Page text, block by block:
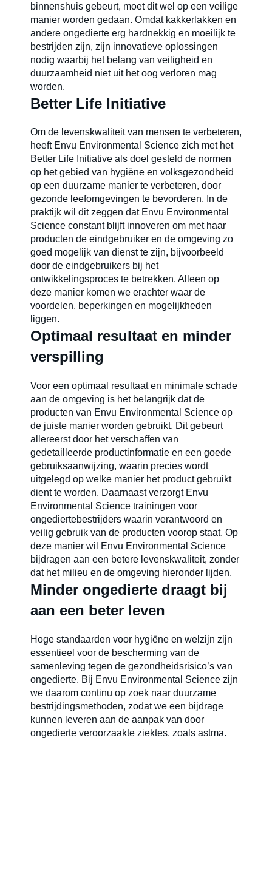
binnenshuis gebeurt, moet dit wel op een veilige
manier worden gedaan. Omdat kakkerlakken en
andere ongedierte erg hardnekkig en moeilijk te
bestrijden zijn, zijn innovatieve oplossingen
nodig waarbij het belang van veiligheid en
duurzaamheid niet uit het oog verloren mag
worden.
Better Life Initiative
Om de levenskwaliteit van mensen te verbeteren,
heeft Envu Environmental Science zich met het
Better Life Initiative als doel gesteld de normen
op het gebied van hygiëne en volksgezondheid
op een duurzame manier te verbeteren, door
gezonde leefomgevingen te bevorderen. In de
praktijk wil dit zeggen dat Envu Environmental
Science constant blijft innoveren om met haar
producten de eindgebruiker en de omgeving zo
goed mogelijk van dienst te zijn, bijvoorbeeld
door de eindgebruikers bij het
ontwikkelingsproces te betrekken. Alleen op
deze manier komen we erachter waar de
voordelen, beperkingen en mogelijkheden
liggen.
Optimaal resultaat en minder
verspilling
Voor een optimaal resultaat en minimale schade
aan de omgeving is het belangrijk dat de
producten van Envu Environmental Science op
de juiste manier worden gebruikt. Dit gebeurt
allereerst door het verschaffen van
gedetailleerde productinformatie en een goede
gebruiksaanwijzing, waarin precies wordt
uitgelegd op welke manier het product gebruikt
dient te worden. Daarnaast verzorgt Envu
Environmental Science trainingen voor
ongediertebestrijders waarin verantwoord en
veilig gebruik van de producten voorop staat. Op
deze manier wil Envu Environmental Science
bijdragen aan een betere levenskwaliteit, zonder
dat het milieu en de omgeving hieronder lijden.
Minder ongedierte draagt bij
aan een beter leven
Hoge standaarden voor hygiëne en welzijn zijn
essentieel voor de bescherming van de
samenleving tegen de gezondheidsrisico’s van
ongedierte. Bij Envu Environmental Science zijn
we daarom continu op zoek naar duurzame
bestrijdingsmethoden, zodat we een bijdrage
kunnen leveren aan de aanpak van door
ongedierte veroorzaakte ziektes, zoals astma.